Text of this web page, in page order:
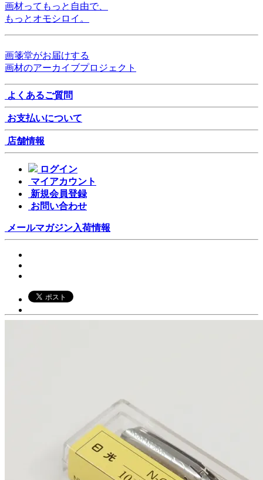
画材ってもっと自由で、
もっとオモシロイ。
画箋堂がお届けする
画材のアーカイブプロジェクト
よくあるご質問
お支払いについて
店舗情報
ログイン
マイアカウント
新規会員登録
お問い合わせ
メールマガジン入荷情報